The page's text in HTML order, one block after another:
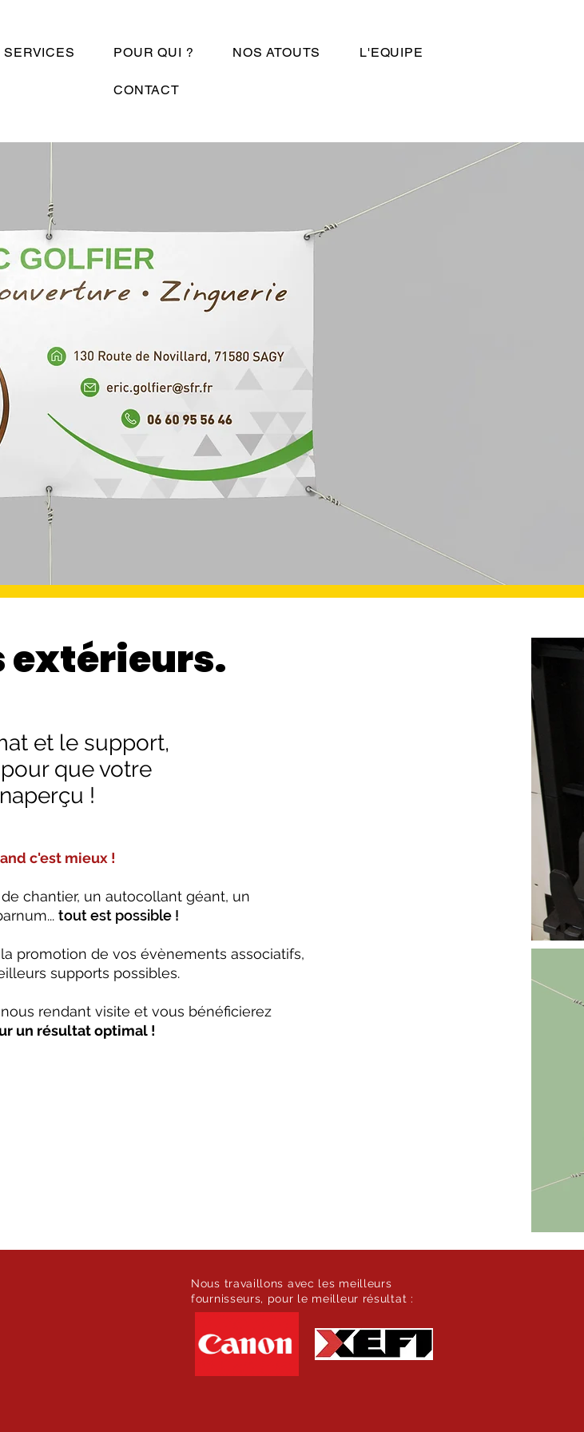
SERVICES POUR QUI ? NOS ATOUTS L'EQUIPE
CONTACT
extérieurs.
et le support,
que votre
!
c'est mieux !
chantier, un autocollant géant, un
tout est possible !
promotion de vos évènements associatifs,
supports possibles.
rendant visite et vous bénéficierez
un résultat optimal !
Nous travaillons avec les meilleurs
fournisseurs, pour le meilleur résultat :